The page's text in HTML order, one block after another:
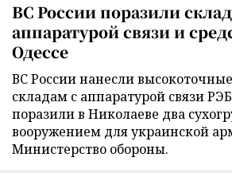
ВС России поразили
аппаратурой связи и
Одессе
ВС России нанесли
складам с аппаратурой связи
поразили в Николаеве два
вооружением для украинской
Министерство обороны.